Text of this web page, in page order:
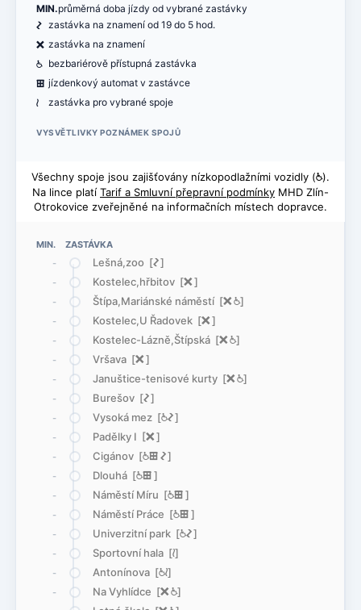
MIN. ZASTÁVKA
-
Lešná,zoo [ó]
- Kostelec,hřbitov [ë]
- Štípa,Mariánské náměstí [ë@]
- Kostelec,U Řadovek [ë]
- Kostelec-Lázně,Štípská [ë@]
- Vršava [ë]
- Januštice-tenisové kurty [ë@]
- Burešov [ó]
- Vysoká mez [@ó]
- Padělky I [ë]
- Cigánov [@æó]
- Dlouhá [@æ]
- Náměstí Míru [@æ]
- Náměstí Práce [@æ]
- Univerzitní park [@ó]
- Sportovní hala [<]
- Antonínova [@<]
- Na Vyhlídce [ë@]
MIN.průměrná doba jízdy od vybrané zastávky
ó zastávka na znamení od 19 do 5 hod.
ë zastávka na znamení
@ bezbariérově přístupná zastávka
æ jízdenkový automat v zastávce
< zastávka pro vybrané spoje
VYSVĚTLIVKY POZNÁMEK SPOJŮ
Všechny spoje jsou zajišťovány nízkopodlažními vozidly (@).
Na lince platí Tarif a Smluvní přepravní podmínky MHD Zlín-
Otrokovice zveřejněné na informačních místech dopravce.